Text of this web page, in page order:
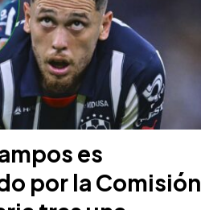
es
por la Comisión